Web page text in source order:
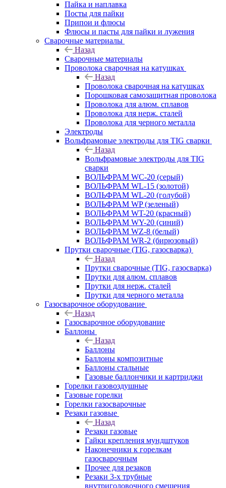
Пайка и наплавка
Посты для пайки
Припои и флюсы
Флюсы и пасты для пайки и лужения
Сварочные материалы
Назад
Сварочные материалы
Проволока сварочная на катушках
Назад
Проволока сварочная на катушках
Порошковая самозащитная проволока
Проволока для алюм. сплавов
Проволока для нерж. сталей
Проволока для черного металла
Электроды
Вольфрамовые электроды для TIG сварки
Назад
Вольфрамовые электроды для TIG
сварки
ВОЛЬФРАМ WC-20 (серый)
ВОЛЬФРАМ WL-15 (золотой)
ВОЛЬФРАМ WL-20 (голубой)
ВОЛЬФРАМ WP (зеленый)
ВОЛЬФРАМ WT-20 (красный)
ВОЛЬФРАМ WY-20 (синий)
ВОЛЬФРАМ WZ-8 (белый)
ВОЛЬФРАМ WR-2 (бирюзовый)
Прутки сварочные (TIG, газосварка)
Назад
Прутки сварочные (TIG, газосварка)
Прутки для алюм. сплавов
Прутки для нерж. сталей
Прутки для черного металла
Газосварочное оборудование
Назад
Газосварочное оборудование
Баллоны
Назад
Баллоны
Баллоны композитные
Баллоны стальные
Газовые баллончики и картриджи
Горелки газовоздушные
Газовые горелки
Горелки газосварочные
Резаки газовые
Назад
Резаки газовые
Гайки крепления мундштуков
Наконечники к горелкам
газосварочным
Прочее для резаков
Резаки 3-х трубные
внутриголовочного смешения